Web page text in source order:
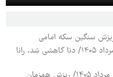
قیمت محصولات ایران خودرو پنج‌شنبه ۸ مرداد ۱۴۰۵/ دنا کاهشی شد، رانا